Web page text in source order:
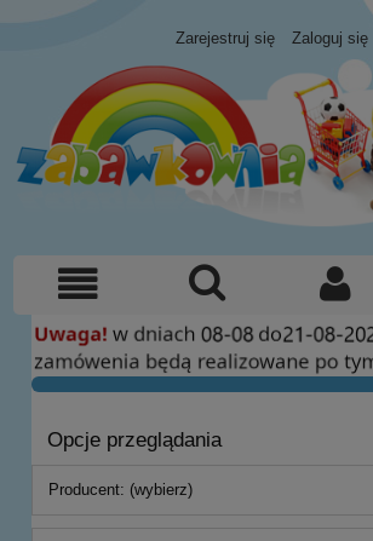
Zarejestruj się Zaloguj się
Opcje przeglądania
Producent: (wybierz)